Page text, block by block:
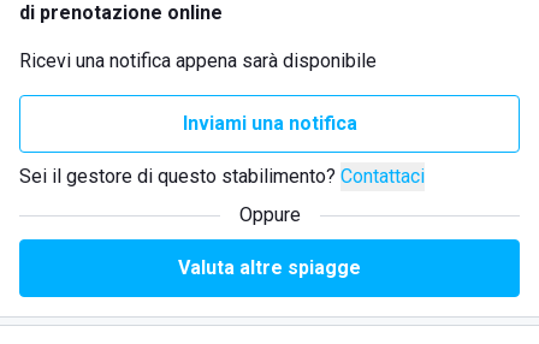
di prenotazione online
Ricevi una notifica appena sarà disponibile
Inviami una notifica
Sei il gestore di questo stabilimento? Contattaci
Oppure
Valuta altre spiagge